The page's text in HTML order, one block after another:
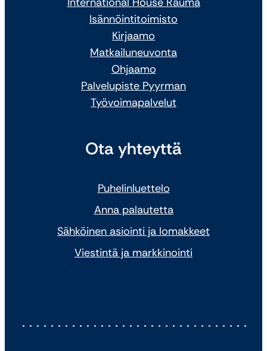
Isännöintitoimisto
Kirjaamo
Matkailuneuvonta
Ohjaamo
Palvelupiste Pyyrman
Työvoimapalvelut
Ota yhteyttä
Puhelinluettelo
Anna palautetta
Sähköinen asiointi ja lomakkeet
Viestintä ja markkinointi